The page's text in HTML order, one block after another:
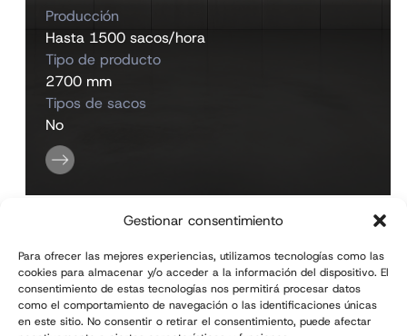
Gestionar consentimiento
Para ofrecer las mejores experiencias, utilizamos tecnologías como las
cookies para almacenar y/o acceder a la información del dispositivo. El
consentimiento de estas tecnologías nos permitirá procesar datos
como el comportamiento de navegación o las identificaciones únicas
en este sitio. No consentir o retirar el consentimiento, puede afectar
Producción
Hasta 1500 sacos/hora
Tipo de producto
2700 mm
Tipos de sacos
No